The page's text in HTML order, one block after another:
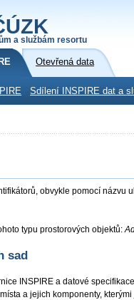
a službám resortu
Otevřená data
Sdílení INSPIRE dat a
obvykle pomocí názvu
typu prostorových objektů:
sad
INSPIRE a datové
a jejich komponenty,